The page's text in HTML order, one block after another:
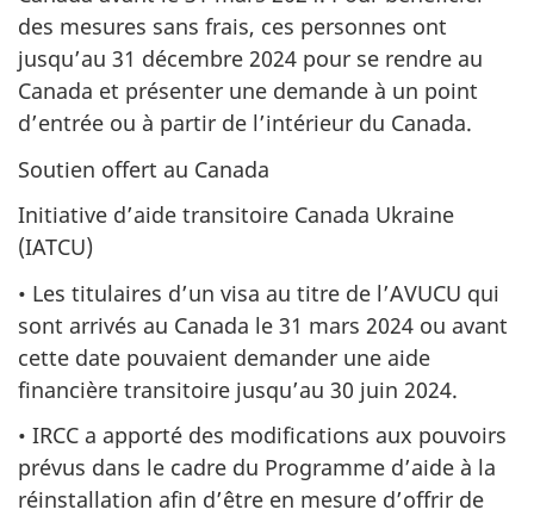
des mesures sans frais, ces personnes ont
jusqu’au 31 décembre 2024 pour se rendre au
Canada et présenter une demande à un point
d’entrée ou à partir de l’intérieur du Canada.
Soutien offert au Canada
Initiative d’aide transitoire Canada Ukraine
(IATCU)
• Les titulaires d’un visa au titre de l’AVUCU qui
sont arrivés au Canada le 31 mars 2024 ou avant
cette date pouvaient demander une aide
financière transitoire jusqu’au 30 juin 2024.
• IRCC a apporté des modifications aux pouvoirs
prévus dans le cadre du Programme d’aide à la
réinstallation afin d’être en mesure d’offrir de